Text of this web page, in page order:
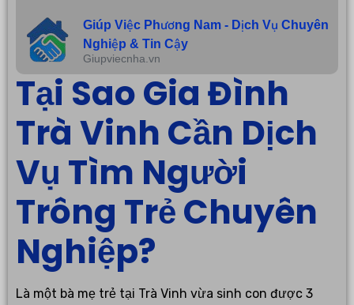
Giúp Việc Phương Nam - Dịch Vụ Chuyên
Nghiệp & Tin Cậy
Giupviecnha.vn
Tại Sao Gia Đình
Trà Vinh Cần Dịch
Vụ Tìm Người
Trông Trẻ Chuyên
Nghiệp?
Là một bà mẹ trẻ tại Trà Vinh vừa sinh con được 3